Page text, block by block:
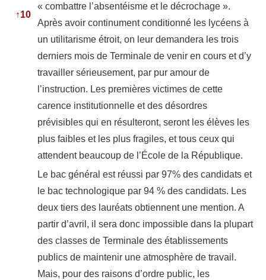
↑10
« combattre l’absentéisme et le décrochage ».
Après avoir continument conditionné les lycéens à
un utilitarisme étroit, on leur demandera les trois
derniers mois de Terminale de venir en cours et d’y
travailler sérieusement, par pur amour de
l’instruction. Les premières victimes de cette
carence institutionnelle et des désordres
prévisibles qui en résulteront, seront les élèves les
plus faibles et les plus fragiles, et tous ceux qui
attendent beaucoup de l’École de la République.
Le bac général est réussi par 97% des candidats et
le bac technologique par 94 % des candidats. Les
deux tiers des lauréats obtiennent une mention. A
partir d’avril, il sera donc impossible dans la plupart
des classes de Terminale des établissements
publics de maintenir une atmosphère de travail.
Mais, pour des raisons d’ordre public, les